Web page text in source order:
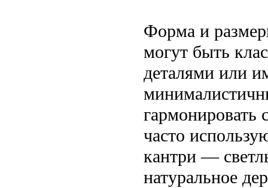
Форма и
могут быть
деталями или
гармонировать
часто
кантри —
натуральное